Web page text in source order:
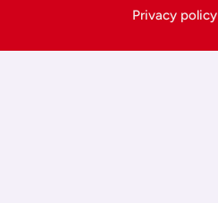
Privacy policy